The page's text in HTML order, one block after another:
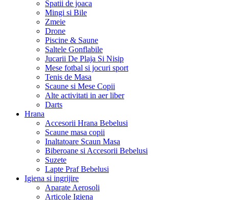
Spatii de joaca
Mingi si Bile
Zmeie
Drone
Piscine & Saune
Saltele Gonflabile
Jucarii De Plaja Si Nisip
Mese fotbal si jocuri sport
Tenis de Masa
Scaune si Mese Copii
Alte activitati in aer liber
Darts
Hrana
Accesorii Hrana Bebelusi
Scaune masa copii
Inaltatoare Scaun Masa
Biberoane si Accesorii Bebelusi
Suzete
Lapte Praf Bebelusi
Igiena si ingrijire
Aparate Aerosoli
Articole Igiena